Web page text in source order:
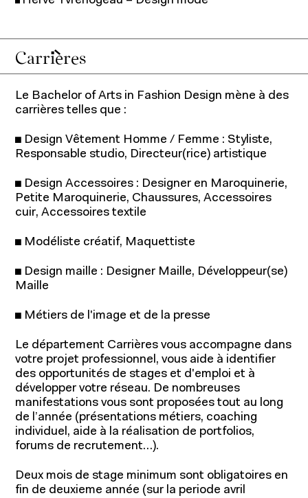
Fondation IFM
Actualités
Ressources
Formation continue
Relations entreprises
Entrepreneuriat
Carrières
Le Bachelor of Arts in Fashion Design mène à des
carrières telles que :
◼ Design Vêtement Homme / Femme : Styliste,
Responsable studio, Directeur(rice) artistique
◼ Design Accessoires : Designer en Maroquinerie,
Petite Maroquinerie, Chaussures, Accessoires
cuir, Accessoires textile
◼ Modéliste créatif, Maquettiste
◼ Design maille : Designer Maille, Développeur(se)
Maille
◼ Métiers de l'image et de la presse
Le département Carrières vous accompagne dans
votre projet professionnel, vous aide à identifier
des opportunités de stages et d'emploi et à
développer votre réseau. De nombreuses
manifestations vous sont proposées tout au long
de l’année (présentations métiers, coaching
individuel, aide à la réalisation de portfolios,
forums de recrutement…).
Deux mois de stage minimum sont obligatoires en
fin de deuxieme année (sur la periode avril